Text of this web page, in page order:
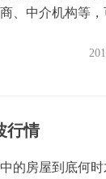
、中介机构等
行情
的房屋到底何